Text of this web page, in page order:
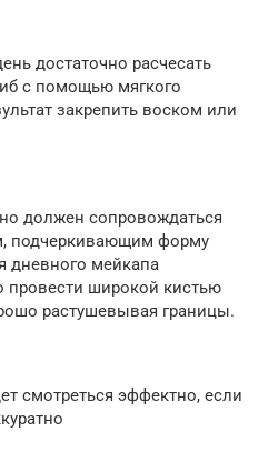
достаточно расчесать
с помощью мягкого
закрепить воском или
должен сопровождаться
подчеркивающим форму
дневного мейкапа
провести широкой кистью
растушевывая границы.
смотреться эффектно, если